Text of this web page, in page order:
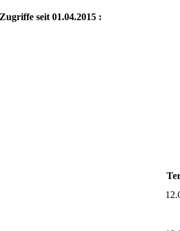
Zugriffe seit 01.04.2015 :